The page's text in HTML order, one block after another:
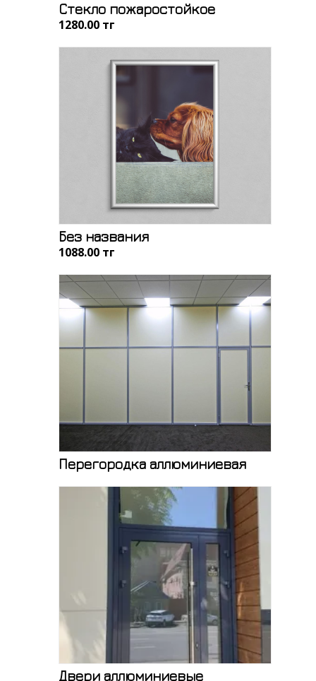
Стекло пожаростойкое
1280.00 тңг
Без названия
1088.00 тңг
Перегородка аллюминиевая
Двери аллюминиевые